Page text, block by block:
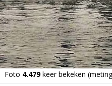
Foto 4.479keer bekeken